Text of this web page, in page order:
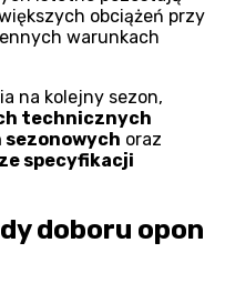
obciążeń przy
warunkach
na kolejny sezon,
technicznych
oraz
specyfikacji
doboru opon